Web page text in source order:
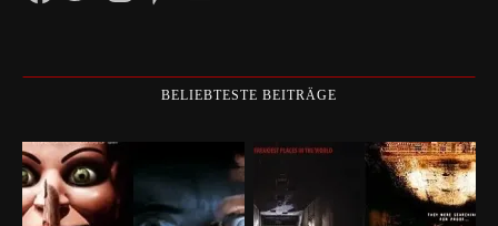
BELIEBTESTE BEITRÄGE